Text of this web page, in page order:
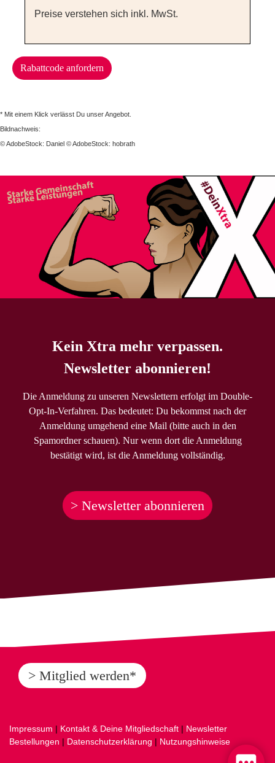
Preise verstehen sich inkl. MwSt.
Rabattcode anfordern
* Mit einem Klick verlässt Du unser Angebot.
Bildnachweis:
© AdobeStock: Daniel © AdobeStock: hobrath
Kein Xtra mehr verpassen.
Newsletter abonnieren!
Die Anmeldung zu unseren Newslettern erfolgt im Double-
Opt-In-Verfahren. Das bedeutet: Du bekommst nach der
Anmeldung umgehend eine Mail (bitte auch in den
Spamordner schauen). Nur wenn dort die Anmeldung
bestätigt wird, ist die Anmeldung vollständig.
> Newsletter abonnieren
> Mitglied werden*
Impressum | Kontakt & Deine Mitgliedschaft | Newsletter
Bestellungen | Datenschutzerklärung | Nutzungshinweise